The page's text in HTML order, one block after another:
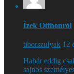
Ízek Otthonról
tiborszulyak 12
Habár eddig
sajnos